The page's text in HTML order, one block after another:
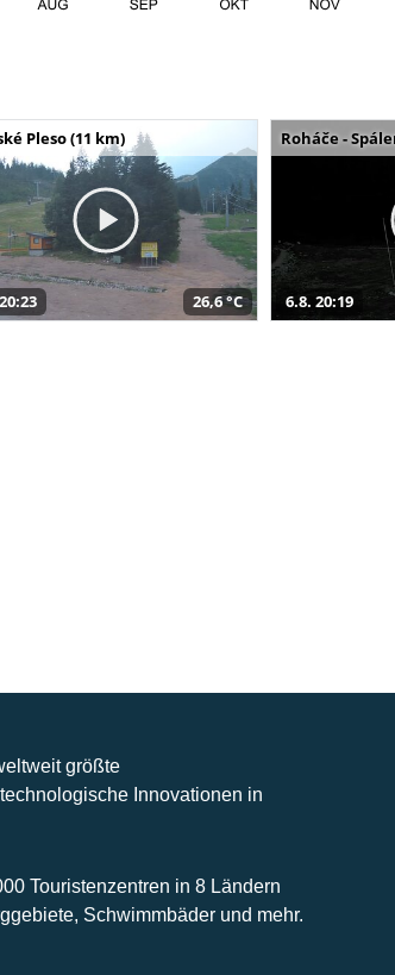
Pleso (11 km)
26,6 °C
Roháče -
6.8. 20:19
größte
Innovationen in
Touristenzentren in 8 Ländern
Schwimmbäder und mehr.